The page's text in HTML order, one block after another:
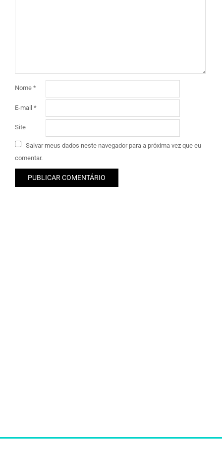
Nome *
E-mail *
Site
Salvar meus dados neste navegador para a próxima vez que eu
comentar.